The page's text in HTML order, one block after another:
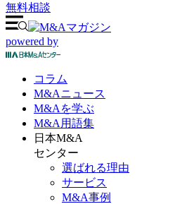
無料相談
powered by
コラム
M&Aニュース
M&Aを学ぶ
M&A 用語集
日本M&A
センター
選ばれる理由
サービス
M&A事例